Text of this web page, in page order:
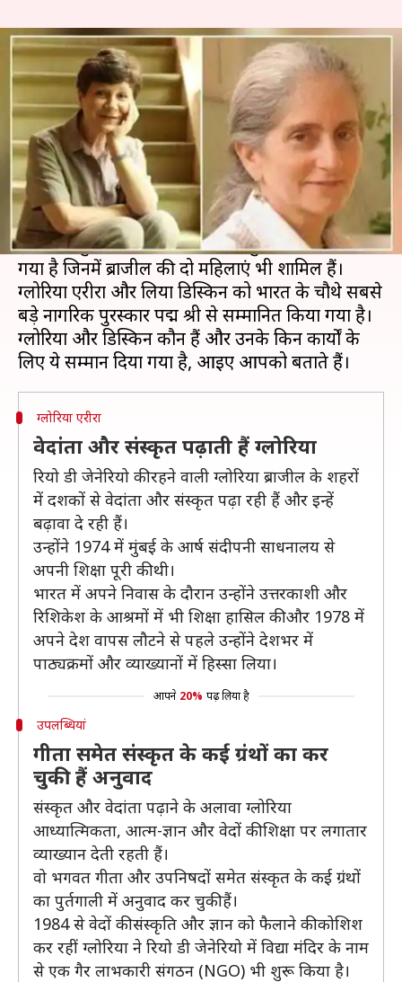
जानें कौन हैं ब्राजील की दो महिलाओं
जिन्हें किया गया पद्म श्री से सम्मानित
लेखन मुकुल तोमर Jan 26, 2020 07:00 pm
क्या है खबर?
शनिवार को गणतंत्र दिवस की पूर्व संध्या पर केंद्र सरकार ने
पद्म पुरस्कारोंकी घोषणा की।
इस साल कुल 141 हस्तियों को पद्म पुरस्कार से नवाजा
गया है जिनमें ब्राजील की दो महिलाएं भी शामिल हैं।
ग्लोरिया एरीरा और लिया डिस्किन को भारत के चौथे सबसे
बड़े नागरिक पुरस्कार पद्म श्री से सम्मानित किया गया है।
ग्लोरिया और डिस्किन कौन हैं और उनके किन कार्यों के
ग्लोरिया एरीरा
वेदांता और संस्कृत पढ़ाती हैं ग्लोरिया
रियो डी जेनेरियो की रहने वाली ग्लोरिया ब्राजील के शहरों
में दशकों से वेदांता और संस्कृत पढ़ा रही हैं और इन्हें
बढ़ावा दे रही हैं।
उन्होंने 1974 में मुंबई के आर्ष संदीपनी साधनालय से
अपनी शिक्षा पूरी की थी।
भारत में अपने निवास के दौरान उन्होंने उत्तरकाशी और
रिशिकेश के आश्रमों में भी शिक्षा हासिल की और 1978 में
अपने देश वापस लौटने से पहले उन्होंने देशभर में
पाठ्यक्रमों और व्याख्यानों में हिस्सा लिया।
आपने 20% पढ़ लिया है
उपलब्धियां
गीता समेत संस्कृत के कई ग्रंथों का कर
चुकी हैं अनुवाद
संस्कृत और वेदांता पढ़ाने के अलावा ग्लोरिया
आध्यात्मिकता, आत्म-ज्ञान और वेदों की शिक्षा पर लगातार
व्याख्यान देती रहती हैं।
वो भगवत गीता और उपनिषदों समेत संस्कृत के कई ग्रंथों
का पुर्तगाली में अनुवाद कर चुकी हैं।
1984 से वेदों की संस्कृति और ज्ञान को फैलाने की कोशिश
कर रहीं ग्लोरिया ने रियो डी जेनेरियो में विद्या मंदिर के नाम
से एक गैर लाभकारी संगठन (NGO) भी शुरू किया है।